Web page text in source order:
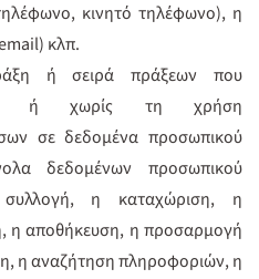
κινητό τηλέφωνο), η
κλπ.
ή σειρά πράξεων που
με ή χωρίς τη χρήση
σε δεδομένα προσωπικού
δεδομένων προσωπικού
η καταχώριση, η
η αποθήκευση, η προσαρμογή
η αναζήτηση πληροφοριών, η